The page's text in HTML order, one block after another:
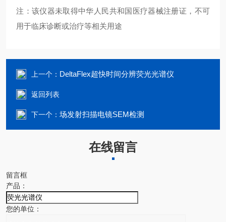
注：该仪器未取得中华人民共和国医疗器械注册证，不可
用于临床诊断或治疗等相关用途
上一个： DeltaFlex超快时间分辨荧光光谱仪
返回列表
下一个： 场发射扫描电镜SEM检测
在线留言
留言框
产品：
您的单位：